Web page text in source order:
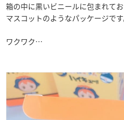
箱の中に黒いビニールに包まれて
マスコットのようなパッケージです
ワクワク…